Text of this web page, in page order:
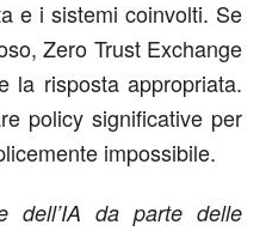
e i sistemi coinvolti. Se
Zero Trust Exchange
la risposta appropriata.
policy significative per
impossibile.
dell’IA da parte delle